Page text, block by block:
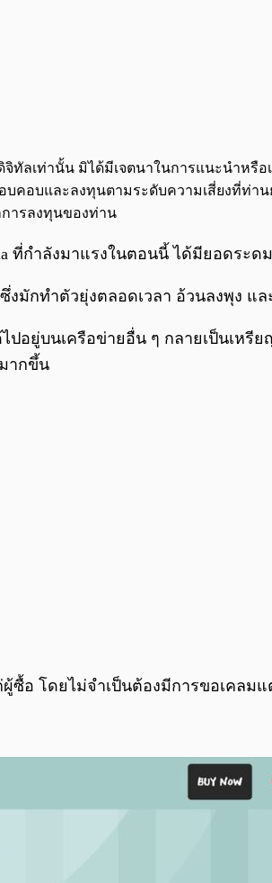
ทัลเท่านั้น มิได้มีเจตนาในการแนะนำหรื
คอบและลงทุนตามระดับความเสี่ยงที่ท่าน
ารลงทุนของท่าน
ที่กำลังมาแรงในตอนนี้ ได้มียอดระ
ซึ่งมักทำตัวยุ่งตลอดเวลา อ้วนลงพุง
อยู่บนเครือข่ายอื่น ๆ กลายเป็นเหรี
ากขึ้น
ซื้อ โดยไม่จำเป็นต้องมีการขอเคลมแ